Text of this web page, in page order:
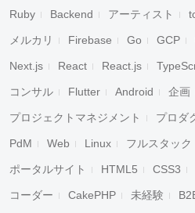
Ruby Backend アーティスト
メルカリ Firebase Go GCP
Next.js React React.js
コンサル Flutter Android 企画
プロジェクトマネジメント プロダ
PdM Web Linux フルスタック
ポータルサイト HTML5 CSS3
コーダー CakePHP 未経験